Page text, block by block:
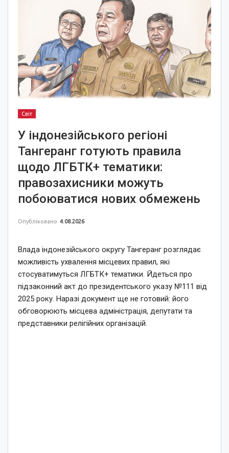
Світ
У індонезійського регіоні
Тангеранг готують правила
щодо ЛГБТК+ тематики:
правозахисники можуть
побоюватися нових обмежень
Опубліковано 4.08.2026
Влада індонезійського округу Тангеранг розглядає
можливість ухвалення місцевих правил, які
стосуватимуться ЛГБТК+ тематики. Йдеться про
підзаконний акт до президентського указу №111 від
2025 року. Наразі документ ще не готовий: його
обговорюють місцева адміністрація, депутати та
представники релігійних організацій.